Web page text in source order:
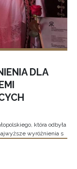
DLA
która odbyła
wyróżnienia s